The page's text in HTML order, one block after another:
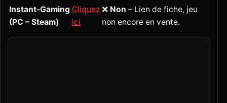
Instant‑Gaming
(PC – Steam)
Cliquez
ici
❌ Non – Lien de fiche, jeu
non encore en vente.